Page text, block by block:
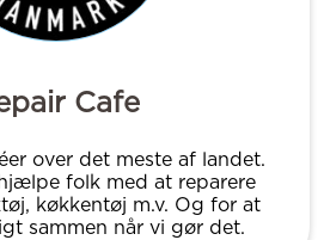
Cafe
over det meste af landet.
folk med at reparere
køkkentøj m.v. Og for at
sammen når vi gør det.